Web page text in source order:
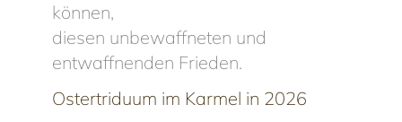
können,
diesen unbewaffneten und
entwaffnenden Frieden.
Ostertriduum im Karmel in 2026